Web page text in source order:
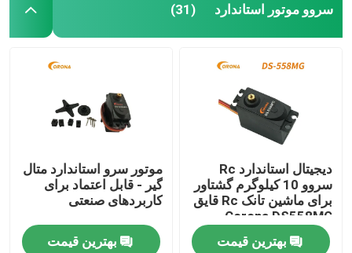
سروو موتور استاندارد (31)
دیجیتال استاندارد Rc
سروو 10 کیلوگرم گشتاور
برای ماشین تانک Rc قایق
Corona DS558MG
بهترین قیمت
موتور سرو استاندارد متال
گیر - قابل اعتماد برای
کاربردهای صنعتی
بهترین قیمت